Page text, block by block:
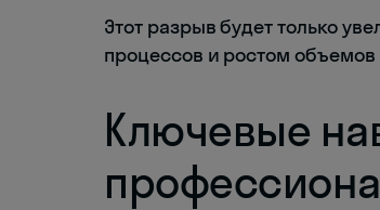
Этот разрыв будет только
процессов и ростом
Ключевые